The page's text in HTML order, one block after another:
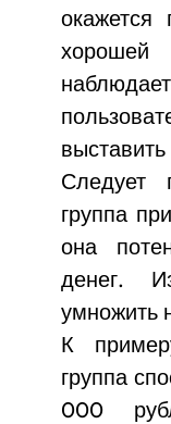
окажется
Следует
группа
она
денег.
умножить
К
группа
000